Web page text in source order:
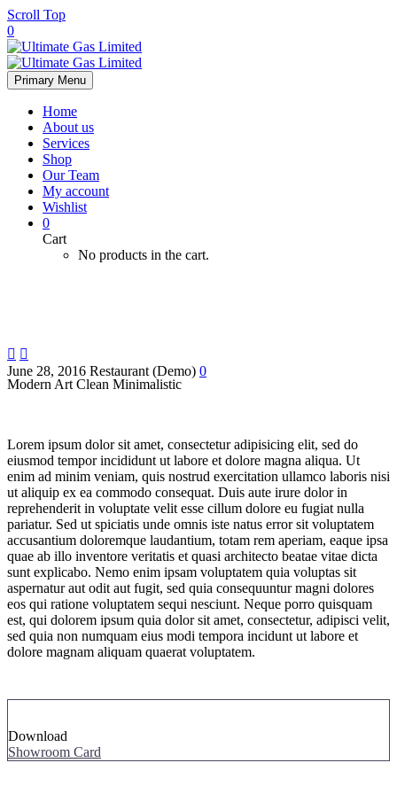
Scroll Top
0
Primary Menu
Home
About us
Services
Shop
Our Team
My account
Wishlist
0
Cart
No products in the cart.
 
June 28, 2016 Restaurant (Demo) 0
Modern Art Clean Minimalistic
Lorem ipsum dolor sit amet, consectetur adipisicing elit, sed do
eiusmod tempor incididunt ut labore et dolore magna aliqua. Ut
enim ad minim veniam, quis nostrud exercitation ullamco laboris nisi
ut aliquip ex ea commodo consequat. Duis aute irure dolor in
reprehenderit in voluptate velit esse cillum dolore eu fugiat nulla
pariatur. Sed ut spiciatis unde omnis iste natus error sit voluptatem
accusantium doloremque laudantium, totam rem aperiam, eaque ipsa
quae ab illo inventore veritatis et quasi architecto beatae vitae dicta
sunt explicabo. Nemo enim ipsam voluptatem quia voluptas sit
aspernatur aut odit aut fugit, sed quia consequuntur magni dolores
eos qui ratione voluptatem sequi nesciunt. Neque porro quisquam
est, qui dolorem ipsum quia dolor sit amet, consectetur, adipisci velit,
sed quia non numquam eius modi tempora incidunt ut labore et
dolore magnam aliquam quaerat voluptatem.
Download
Showroom Card